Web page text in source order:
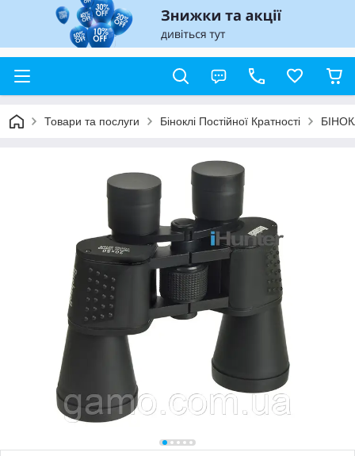
Товари та послуги Біноклі Постійної Кратності